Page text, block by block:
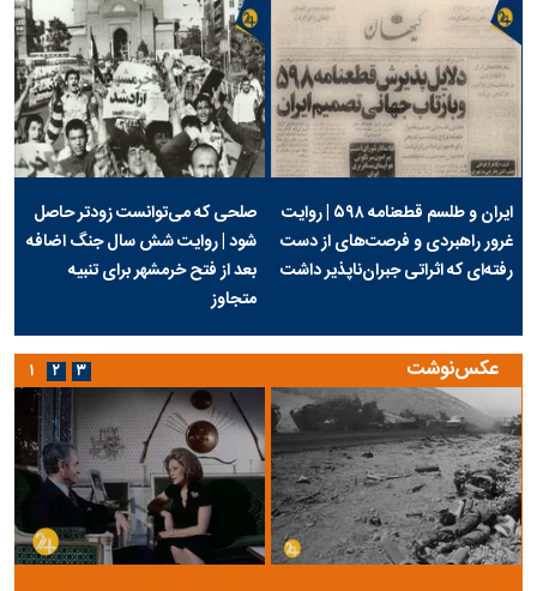
ایران و طلسم قطعنامه ۵۹۸ | روایت
غرور راهبردی و فرصت‌های از دست
رفته‌ای که اثراتی جبران‌ناپذیر داشت
صلحی که می‌توانست زودتر حاصل
شود | روایت شش سال جنگ اضافه
بعد از فتح خرمشهر برای تنبیه
متجاوز
عکس‌نوشت ۱ ۲ ۳